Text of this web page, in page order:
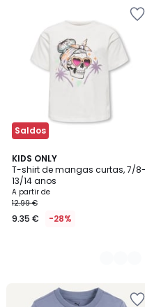
Saldos
KIDS ONLY
T-shirt de mangas curtas, 7/8-
13/14 anos
A partir de
12.99 €
9.35 € -28%
2
Cores